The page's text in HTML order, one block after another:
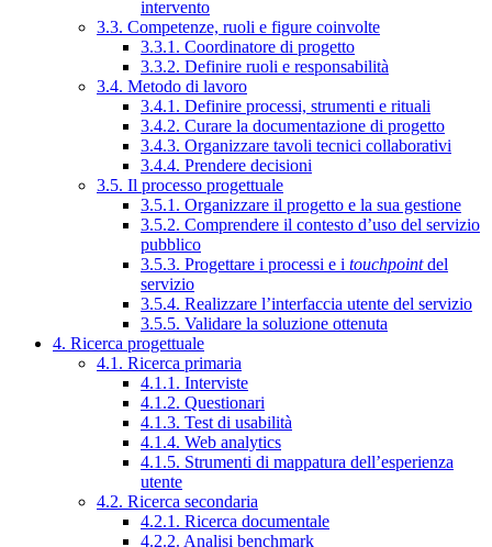
intervento
3.3. Competenze, ruoli e figure coinvolte
3.3.1. Coordinatore di progetto
3.3.2. Definire ruoli e responsabilità
3.4. Metodo di lavoro
3.4.1. Definire processi, strumenti e rituali
3.4.2. Curare la documentazione di progetto
3.4.3. Organizzare tavoli tecnici collaborativi
3.4.4. Prendere decisioni
3.5. Il processo progettuale
3.5.1. Organizzare il progetto e la sua gestione
3.5.2. Comprendere il contesto d’uso del servizio
pubblico
3.5.3. Progettare i processi e i touchpointdel
servizio
3.5.4. Realizzare l’interfaccia utente del servizio
3.5.5. Validare la soluzione ottenuta
4. Ricerca progettuale
4.1. Ricerca primaria
4.1.1. Interviste
4.1.2. Questionari
4.1.3. Test di usabilità
4.1.4. Web analytics
4.1.5. Strumenti di mappatura dell’esperienza
utente
4.2. Ricerca secondaria
4.2.1. Ricerca documentale
4.2.2. Analisi benchmark